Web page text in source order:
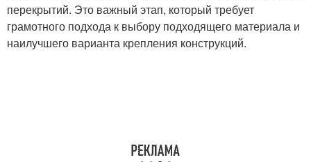
перекрытий. Это важный этап, который требует
грамотного подхода к выбору подходящего материала и
наилучшего варианта крепления конструкций.